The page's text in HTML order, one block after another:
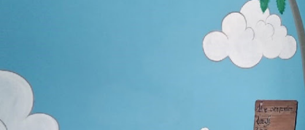
Lukis Mural Dinding Berkualitas & Terbaru 2021
Jasa Lukis Mural Tiga Dimensi Berkualitas